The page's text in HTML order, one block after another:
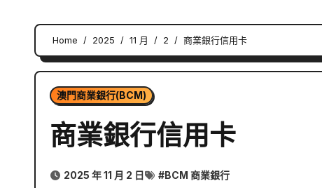
Home 2025 11 月 2 商業銀行信用卡
澳門商業銀行(BCM)
商業銀行信用卡
2025 年 11 月 2 日 #BCM 商業銀行